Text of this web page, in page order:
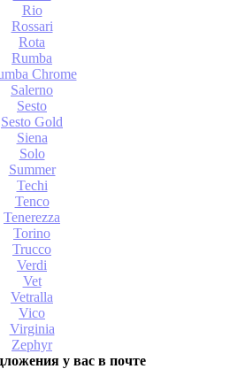
Rio
Rossari
Rota
Rumba
Chrome
Salerno
Sesto
Sesto Gold
Siena
Solo
Summer
Techi
Tenco
Tenerezza
Torino
Trucco
Verdi
Vet
Vetralla
Vico
Virginia
Zephyr
у вас в почте